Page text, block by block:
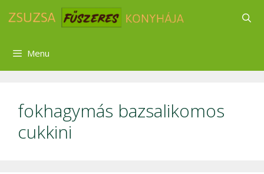
Menu
fokhagymás bazsalikomos
cukkini